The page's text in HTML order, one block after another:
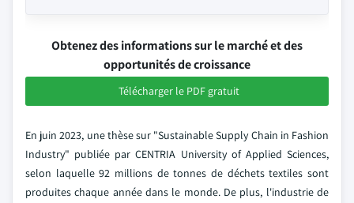
Obtenez des informations sur le marché et des
opportunités de croissance
Télécharger le PDF gratuit
En juin 2023, une thèse sur "Sustainable Supply Chain in Fashion
Industry" publiée par CENTRIA University of Applied Sciences,
selon laquelle 92 millions de tonnes de déchets textiles sont
produites chaque année dans le monde. De plus, l'industrie de